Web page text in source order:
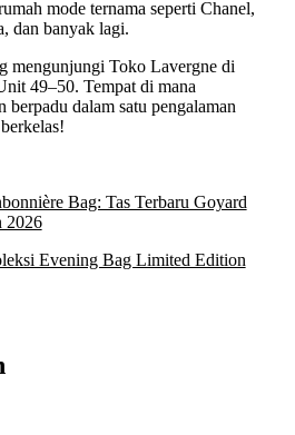
mode ternama seperti Chanel,
dan banyak lagi.
mengunjungi Toko Lavergne di
49–50. Tempat di mana
berpadu dalam satu pengalaman
Bag: Tas Terbaru Goyard
2026
Evening Bag Limited Edition